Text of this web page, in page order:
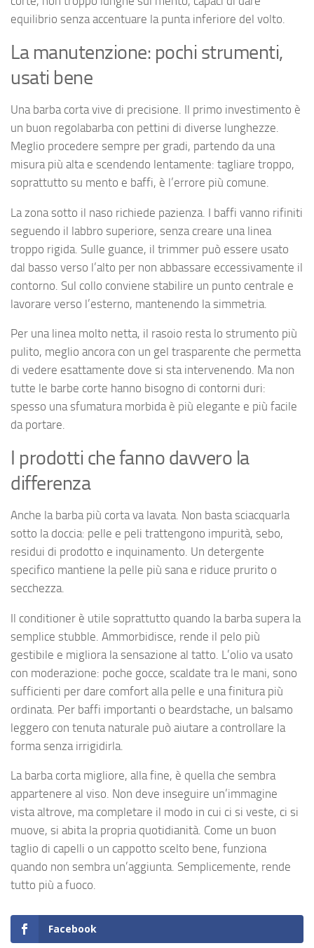
equilibrio senza accentuare la punta inferiore del volto.
La manutenzione: pochi strumenti,
usati bene
Una barba corta vive di precisione. Il primo investimento è
un buon regolabarba con pettini di diverse lunghezze.
Meglio procedere sempre per gradi, partendo da una
misura più alta e scendendo lentamente: tagliare troppo,
soprattutto su mento e baffi, è l’errore più comune.
La zona sotto il naso richiede pazienza. I baffi vanno rifiniti
seguendo il labbro superiore, senza creare una linea
troppo rigida. Sulle guance, il trimmer può essere usato
dal basso verso l’alto per non abbassare eccessivamente il
contorno. Sul collo conviene stabilire un punto centrale e
lavorare verso l’esterno, mantenendo la simmetria.
Per una linea molto netta, il rasoio resta lo strumento più
pulito, meglio ancora con un gel trasparente che permetta
di vedere esattamente dove si sta intervenendo. Ma non
tutte le barbe corte hanno bisogno di contorni duri:
spesso una sfumatura morbida è più elegante e più facile
da portare.
I prodotti che fanno davvero la
differenza
Anche la barba più corta va lavata. Non basta sciacquarla
sotto la doccia: pelle e peli trattengono impurità, sebo,
residui di prodotto e inquinamento. Un detergente
specifico mantiene la pelle più sana e riduce prurito o
secchezza.
Il conditioner è utile soprattutto quando la barba supera la
semplice stubble. Ammorbidisce, rende il pelo più
gestibile e migliora la sensazione al tatto. L’olio va usato
con moderazione: poche gocce, scaldate tra le mani, sono
sufficienti per dare comfort alla pelle e una finitura più
ordinata. Per baffi importanti o beardstache, un balsamo
leggero con tenuta naturale può aiutare a controllare la
forma senza irrigidirla.
La barba corta migliore, alla fine, è quella che sembra
appartenere al viso. Non deve inseguire un’immagine
vista altrove, ma completare il modo in cui ci si veste, ci si
muove, si abita la propria quotidianità. Come un buon
taglio di capelli o un cappotto scelto bene, funziona
quando non sembra un’aggiunta. Semplicemente, rende
tutto più a fuoco.
Facebook